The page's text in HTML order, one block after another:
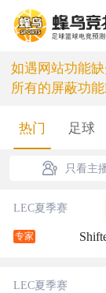
如遇网站功能
所有的屏蔽功
热门 足球
只看主
LEC夏季赛
专家
LEC夏季赛